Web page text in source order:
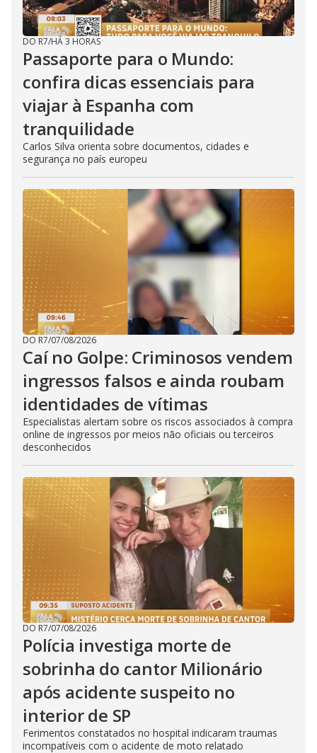
DO R7/HÁ 3 HORAS
Passaporte para o Mundo:
confira dicas essenciais para
viajar à Espanha com
tranquilidade
Carlos Silva orienta sobre documentos, cidades e
segurança no país europeu
DO R7/07/08/2026
Caí no Golpe: Criminosos vendem
ingressos falsos e ainda roubam
identidades de vítimas
Especialistas alertam sobre os riscos associados à compra
online de ingressos por meios não oficiais ou terceiros
desconhecidos
DO R7/07/08/2026
Polícia investiga morte de
sobrinha do cantor Milionário
após acidente suspeito no
interior de SP
Ferimentos constatados no hospital indicaram traumas
incompatíveis com o acidente de moto relatado